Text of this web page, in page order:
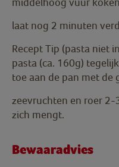
laat nog 2 minuten
Recept Tip (pasta niet
pasta (ca. 160g)
toe aan de pan met de
zeevruchten en roer
zich mengt.
Bewaaradvies